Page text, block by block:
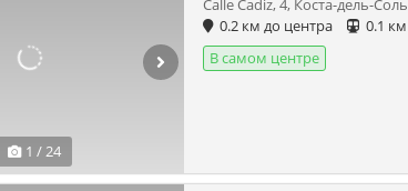
1 / 24
Calle Cadiz, 4, Коста-дель-Соль
0.2 км до центра
0.1 км
В самом центре